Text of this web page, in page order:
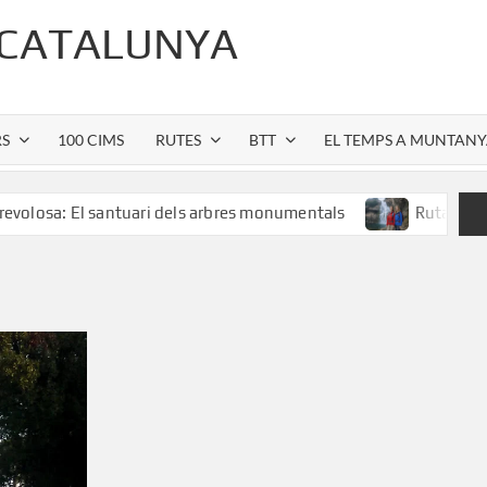
100 CIMS RUTES BTT EL TEMPS A
El santuari dels arbres monumentals Ruta al Salt de